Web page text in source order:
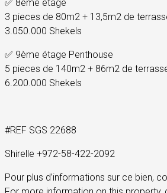
✅ 8ème étage
3 pieces de 80m2 + 13,5m2 de
3.050.000 Shekels
✅ 9ème étage Penthouse
5 pieces de 140m2 + 86m2 de
6.200.000 Shekels
#REF SGS 22688
Shirelle +972-58-422-2092
Pour plus d’informations sur ce bien,